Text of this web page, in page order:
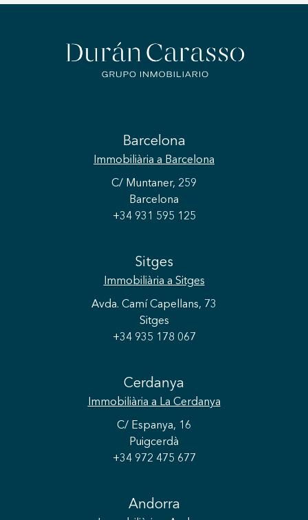
Barcelona
Immobiliària a Barcelona
C/ Muntaner, 259
Barcelona
+34 931 595 125
Sitges
Immobiliària a Sitges
Avda. Camí Capellans, 73
Sitges
+34 935 178 067
Cerdanya
Immobiliària a La Cerdanya
C/ Espanya, 16
Puigcerdà
+34 972 475 677
Andorra